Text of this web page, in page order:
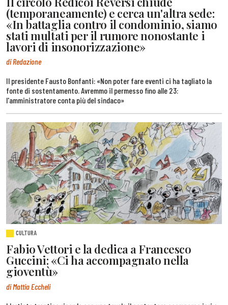
(temporaneamente) e cerca un'altra sede:
«In battaglia contro il condominio, siamo
stati multati per il rumore nonostante i
lavori di insonorizzazione»
di Redazione
Il presidente Fausto Bonfanti: «Non poter fare eventi ci ha tagliato la
fonte di sostentamento. Avremmo il permesso fino alle 23:
l'amministratore conta più del sindaco»
CULTURA
Fabio Vettori e la dedica a Francesco
Guccini: «Ci ha accompagnato nella
gioventù»
di Mattia Eccheli